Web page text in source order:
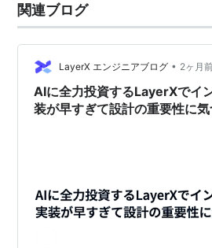
交換するたびに新しい視点が得られ
だと感じています。（そ…
関連ブログ
LayerX エンジニアブログ • 2ヶ月
AIに全力投資するLayerXでイ
装が早すぎて設計の重要性に